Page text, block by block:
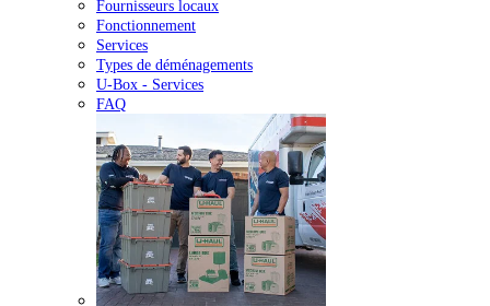
Fournisseurs locaux
Fonctionnement
Services
Types de déménagements
U-Box - Services
FAQ